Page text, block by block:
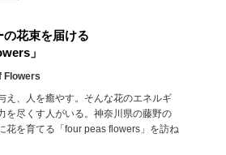
の花束を届ける
」
Flowers
え、人を癒やす。そんな花のエネルギ
を尽くす人がいる。神奈川県の藤野の
花を育てる「four peas flowers」を訪ね